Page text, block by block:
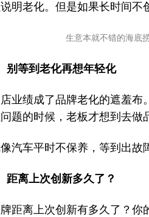
明老化。但是如果长时间不
生意本就不错的海底
别等到老化再想年轻化
业绩成了品牌老化的遮羞布
题的时候，老板才想到去
汽车平时不保养，等到出
距离上次创新多久了？
距离上次创新有多久了？你